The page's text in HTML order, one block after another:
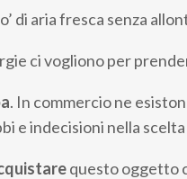
di aria fresca senza
ci vogliono per
. In commercio ne
e indecisioni nella
questo oggetto